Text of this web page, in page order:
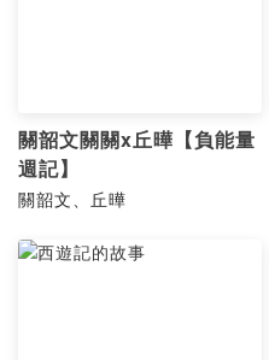
關韶文關關x丘曄【負能量
週記】
關韶文、丘曄